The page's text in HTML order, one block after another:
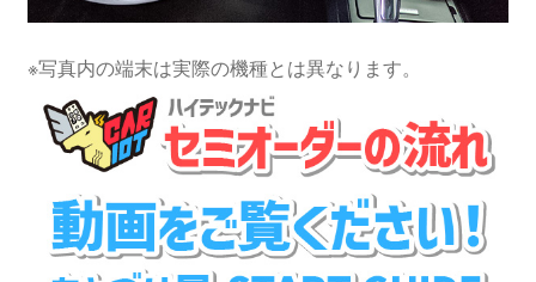
※写真内の端末は実際の機種とは異なります。